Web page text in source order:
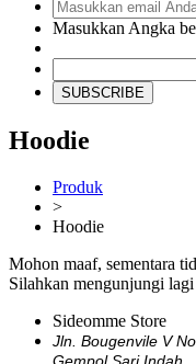
Masukkan Angka
SUBSCRIBE
Hoodie
Produk
>
Hoodie
Mohon maaf, sementara
Silahkan mengunjungi
Sideomme Store
Jln. Bougenvile V
Gempol Sari Indah